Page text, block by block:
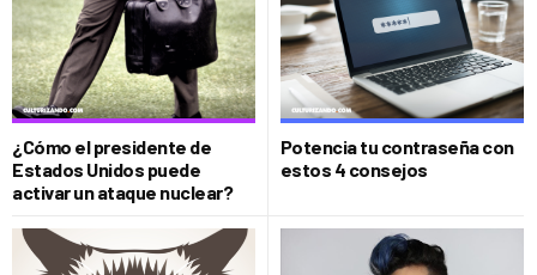
¿Cómo el presidente de
Estados Unidos puede
activar un ataque nuclear?
Potencia tu contraseña con
estos 4 consejos